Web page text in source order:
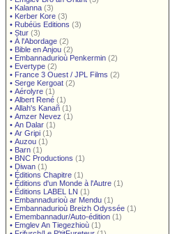
• Kalanna (3)
• Kerber Kore (3)
• Rubéüs Editions (3)
• Stur (3)
• À l'Abordage (2)
• Bible en Anjou (2)
• Embannadurioù Penkermin (2)
• Evertype (2)
• France 3 Ouest / JPL Films (2)
• Serge Kergoat (2)
• Aérolyre (1)
• Albert René (1)
• Allah's Kanañ (1)
• Amzer Nevez (1)
• An Dalar (1)
• Ar Gripi (1)
• Auzou (1)
• Barn (1)
• BNC Productions (1)
• Diwan (1)
• Éditions Chapitre (1)
• Éditions d'un Monde à l'Autre (1)
• Éditions LABEL LN (1)
• Embannadurioù ar Mendu (1)
• Embannadurioù Breizh Odyssée (1)
• Emembannadur/Auto-édition (1)
• Emglev An Tiegezhioù (1)